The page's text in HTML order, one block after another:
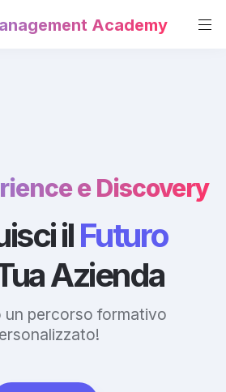
Academy
e Discovery
il Futuro
Azienda
un percorso formativo